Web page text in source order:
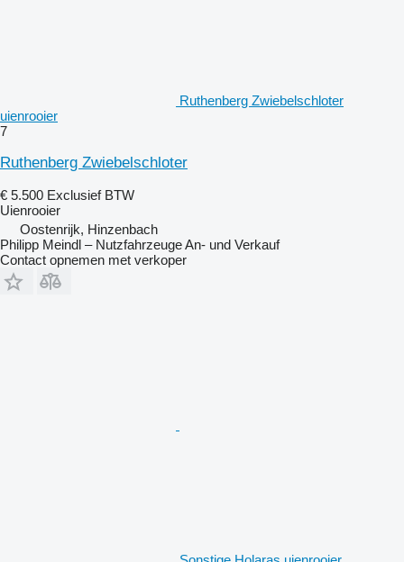
Ruthenberg Zwiebelschloter
uienrooier
7
Ruthenberg Zwiebelschloter
€ 5.500 Exclusief BTW
Uienrooier
Oostenrijk, Hinzenbach
Philipp Meindl – Nutzfahrzeuge An- und Verkauf
Contact opnemen met verkoper